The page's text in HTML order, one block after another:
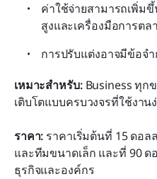
ค่าใช้จ่ายสามารถเพิ่ม
สูงและเครื่องมือการตล
การปรับแต่งอาจมีข้อจ
เหมาะสำหรับ: Business ทุก
เติบโตแบบครบวงจรที่ใช้งาน
ราคา: ราคาเริ่มต้นที่ 15 ดอ
และทีมขนาดเล็ก และที่ 90
ธุรกิจและองค์กร